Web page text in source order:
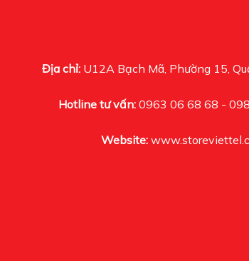
Địa chỉ:U12A Bạch Mã, Phường 15,
Hotline tư vấn: 0963 06 68 68 -
Website: